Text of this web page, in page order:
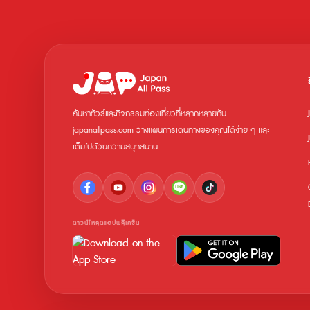
ค้นหาทัวร์และกิจกรรมท่องเที่ยวที่หลากหลายกับ
japanallpass.com วางแผนการเดินทางของคุณได้ง่าย ๆ และ
เต็มไปด้วยความสนุกสนาน
ดาวน์โหลดแอปพลิเคชัน